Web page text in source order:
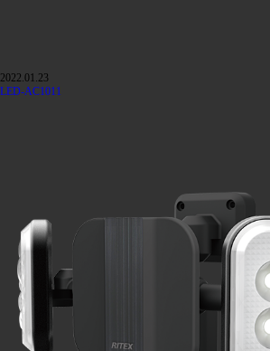
2022.01.23
LED-AC1011